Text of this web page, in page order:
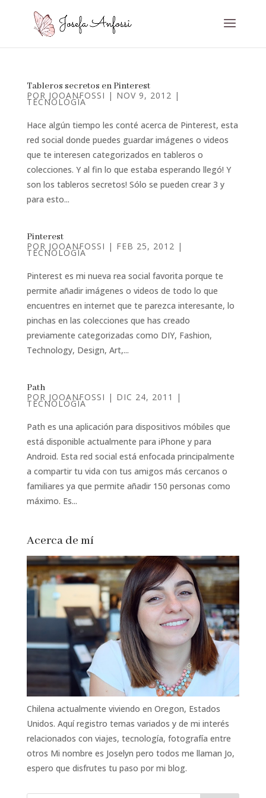
Tableros secretos en Pinterest
POR JOOANFOSSI | NOV 9, 2012 |
TECNOLOGÍA
Hace algún tiempo les conté acerca de Pinterest, esta
red social donde puedes guardar imágenes o videos
que te interesen categorizados en tableros o
colecciones. Y al fin lo que estaba esperando llegó! Y
son los tableros secretos! Sólo se pueden crear 3 y
para esto...
Pinterest
POR JOOANFOSSI | FEB 25, 2012 |
TECNOLOGÍA
Pinterest es mi nueva rea social favorita porque te
permite añadir imágenes o videos de todo lo que
encuentres en internet que te parezca interesante, lo
pinchas en las colecciones que has creado
previamente categorizadas como DIY, Fashion,
Technology, Design, Art,...
Path
POR JOOANFOSSI | DIC 24, 2011 |
TECNOLOGÍA
Path es una aplicación para dispositivos móbiles que
está disponible actualmente para iPhone y para
Android. Esta red social está enfocada principalmente
a compartir tu vida con tus amigos más cercanos o
familiares ya que permite añadir 150 personas como
máximo. Es...
Acerca de mí
Chilena actualmente viviendo en Oregon, Estados
Unidos. Aquí registro temas variados y de mi interés
relacionados con viajes, tecnología, fotografía entre
otros Mi nombre es Joselyn pero todos me llaman Jo,
espero que disfrutes tu paso por mi blog.